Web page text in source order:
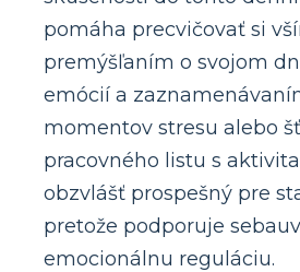
pomáha precvičovať si
premýšľaním o svojom
emócií a
momentov stresu alebo
pracovného listu s
obzvlášť prospešný pre
pretože podporuje
emocionálnu reguláciu.